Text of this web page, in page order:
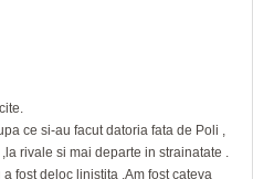
ce si-au facut datoria fata de Poli ,
rivale si mai departe in strainatate .
fost deloc linistita .Am fost cateva